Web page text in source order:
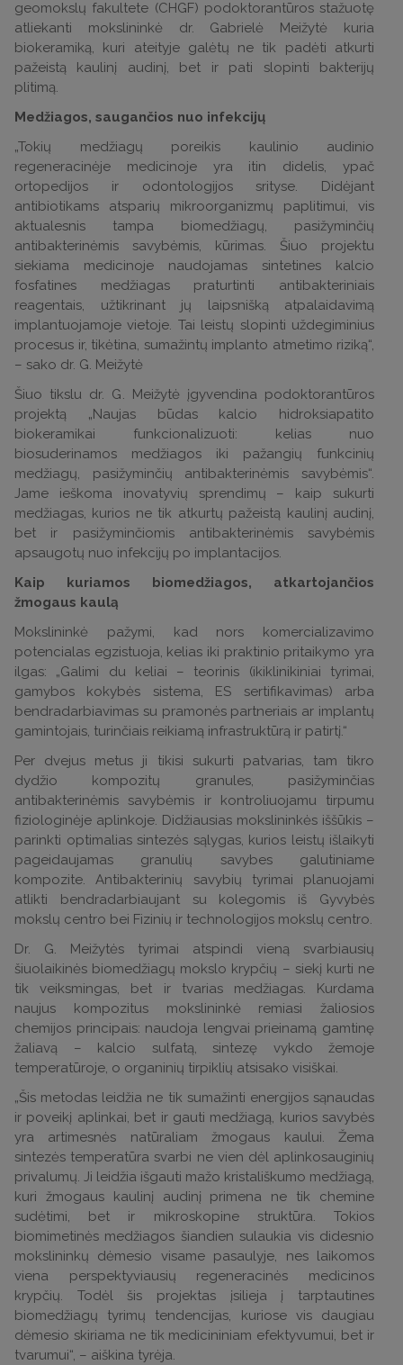
geomokslų fakultete (CHGF) podoktorantūros stažuotę
atliekanti mokslininkė dr. Gabrielė Meižytė kuria
biokeramiką, kuri ateityje galėtų ne tik padėti atkurti
pažeistą kaulinį audinį, bet ir pati slopinti bakterijų
plitimą.
Medžiagos, saugančios nuo infekcijų
„Tokių medžiagų poreikis kaulinio audinio
regeneracinėje medicinoje yra itin didelis, ypač
ortopedijos ir odontologijos srityse. Didėjant
antibiotikams atsparių mikroorganizmų paplitimui, vis
aktualesnis tampa biomedžiagų, pasižyminčių
antibakterinėmis savybėmis, kūrimas. Šiuo projektu
siekiama medicinoje naudojamas sintetines kalcio
fosfatines medžiagas praturtinti antibakteriniais
reagentais, užtikrinant jų laipsnišką atpalaidavimą
implantuojamoje vietoje. Tai leistų slopinti uždegiminius
procesus ir, tikėtina, sumažintų implanto atmetimo riziką“,
– sako dr. G. Meižytė
Šiuo tikslu dr. G. Meižytė įgyvendina podoktorantūros
projektą „Naujas būdas kalcio hidroksiapatito
biokeramikai funkcionalizuoti: kelias nuo
biosuderinamos medžiagos iki pažangių funkcinių
medžiagų, pasižyminčių antibakterinėmis savybėmis“.
Jame ieškoma inovatyvių sprendimų – kaip sukurti
medžiagas, kurios ne tik atkurtų pažeistą kaulinį audinį,
bet ir pasižyminčiomis antibakterinėmis savybėmis
apsaugotų nuo infekcijų po implantacijos.
Kaip kuriamos biomedžiagos, atkartojančios
žmogaus kaulą
Mokslininkė pažymi, kad nors komercializavimo
potencialas egzistuoja, kelias iki praktinio pritaikymo yra
ilgas: „Galimi du keliai – teorinis (ikiklinikiniai tyrimai,
gamybos kokybės sistema, ES sertifikavimas) arba
bendradarbiavimas su pramonės partneriais ar implantų
gamintojais, turinčiais reikiamą infrastruktūrą ir patirtį.“
Per dvejus metus ji tikisi sukurti patvarias, tam tikro
dydžio kompozitų granules, pasižyminčias
antibakterinėmis savybėmis ir kontroliuojamu tirpumu
fiziologinėje aplinkoje. Didžiausias mokslininkės iššūkis –
parinkti optimalias sintezės sąlygas, kurios leistų išlaikyti
pageidaujamas granulių savybes galutiniame
kompozite. Antibakterinių savybių tyrimai planuojami
atlikti bendradarbiaujant su kolegomis iš Gyvybės
mokslų centro bei Fizinių ir technologijos mokslų centro.
Dr. G. Meižytės tyrimai atspindi vieną svarbiausių
šiuolaikinės biomedžiagų mokslo krypčių – siekį kurti ne
tik veiksmingas, bet ir tvarias medžiagas. Kurdama
naujus kompozitus mokslininkė remiasi žaliosios
chemijos principais: naudoja lengvai prieinamą gamtinę
žaliavą – kalcio sulfatą, sintezę vykdo žemoje
temperatūroje, o organinių tirpiklių atsisako visiškai.
„Šis metodas leidžia ne tik sumažinti energijos sąnaudas
ir poveikį aplinkai, bet ir gauti medžiagą, kurios savybės
yra artimesnės natūraliam žmogaus kaului. Žema
sintezės temperatūra svarbi ne vien dėl aplinkosauginių
privalumų. Ji leidžia išgauti mažo kristališkumo medžiagą,
kuri žmogaus kaulinį audinį primena ne tik chemine
sudėtimi, bet ir mikroskopine struktūra. Tokios
biomimetinės medžiagos šiandien sulaukia vis didesnio
mokslininkų dėmesio visame pasaulyje, nes laikomos
viena perspektyviausių regeneracinės medicinos
krypčių. Todėl šis projektas įsilieja į tarptautines
biomedžiagų tyrimų tendencijas, kuriose vis daugiau
dėmesio skiriama ne tik medicininiam efektyvumui, bet ir
tvarumui“, – aiškina tyrėja.